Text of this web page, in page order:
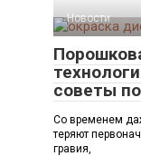
Новости
советы
Со временем
теряют
гравия,